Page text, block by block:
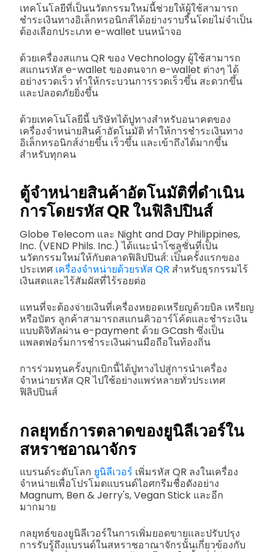
เทคโนโลยีที่เป็นนวัตกรรมใหม่นี้ช่วยให้ผู้ใช้สามารถ
ชำระเงินทางอิเล็กทรอนิกส์ได้อย่างราบรื่นโดยไม่จำเป็น
ต้องเลือกประเภท e-wallet บนหน้าจอ
ด้วยเครื่องสแกน QR ของ Vechnology ผู้ใช้สามารถ
สแกนรหัส e-wallet ของตนจาก e-wallet ต่างๆ ได้
อย่างรวดเร็ว ทำให้กระบวนการรวดเร็วขึ้น สะดวกขึ้น
และปลอดภัยยิ่งขึ้น
ด้วยเทคโนโลยีนี้ บริษัทได้ปูทางสำหรับอนาคตของ
เครื่องจำหน่ายสินค้าอัตโนมัติ ทำให้การชำระเงินทาง
อิเล็กทรอนิกส์ง่ายขึ้น เร็วขึ้น และเข้าถึงได้มากขึ้น
สำหรับทุกคน
ตู้จำหน่ายสินค้าอัตโนมัติที่ดำเนิน
การโดยรหัส QR ในฟิลิปปินส์
Globe Telecom และ Night and Day Philippines,
Inc. (VEND Phils. Inc.) ได้แนะนำโซลูชั่นที่เป็น
นวัตกรรมใหม่ให้กับตลาดฟิลิปปินส์: เป็นครั้งแรกของ
ประเทศ เครื่องจำหน่ายด้วยรหัส QR สำหรับธุรกรรมไร้
เงินสดและไร้สัมผัสที่ไร้รอยต่อ
แทนที่จะต้องจ่ายเงินที่เครื่องหยอดเหรียญด้วยบิล เหรียญ
หรือบัตร ลูกค้าสามารถสแกนคิวอาร์โค้ดและชำระเงิน
แบบดิจิทัลผ่าน e-payment ด้วย GCash ซึ่งเป็น
แพลตฟอร์มการชำระเงินผ่านมือถือในท้องถิ่น
การร่วมทุนครั้งบุกเบิกนี้ได้ปูทางไปสู่การนำเครื่อง
จำหน่ายรหัส QR ไปใช้อย่างแพร่หลายทั่วประเทศ
ฟิลิปปินส์
กลยุทธ์การตลาดของยูนิลีเวอร์ใน
สหราชอาณาจักร
แบรนด์ระดับโลก ยูนิลีเวอร์ เพิ่มรหัส QR ลงในเครื่อง
จำหน่ายเพื่อโปรโมตแบรนด์ไอศกรีมชื่อดังอย่าง
Magnum, Ben & Jerry's, Vegan Stick และอีก
มากมาย
กลยุทธ์ของยูนิลีเวอร์ในการเพิ่มยอดขายและปรับปรุง
การรับรู้ถึงแบรนด์ในสหราชอาณาจักรนั้นเกี่ยวข้องกับ